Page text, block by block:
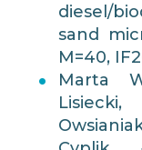
diesel/
sand
M=40,
Marta
Lisiecki,